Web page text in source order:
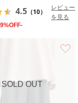
4.5 （10）
レビュー
を見る
SOLD OUT